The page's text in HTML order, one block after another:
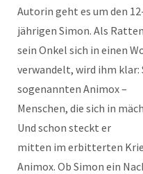
Autorin geht es um den
jährigen Simon. Als
sein Onkel sich in einen
verwandelt, wird ihm klar:
sogenannten Animox –
Menschen, die sich in
Und schon steckt er
mitten im erbitterten
Animox. Ob Simon ein